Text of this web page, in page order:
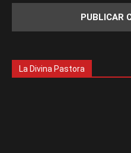
La Divina Pastora